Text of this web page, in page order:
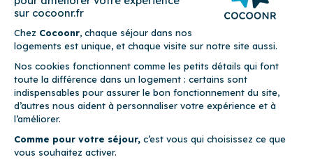
location–CGU – Politique de confidentialité–Politique de